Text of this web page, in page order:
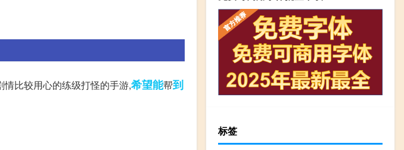
比较用心的练级打怪的手游,希望能帮到
标签